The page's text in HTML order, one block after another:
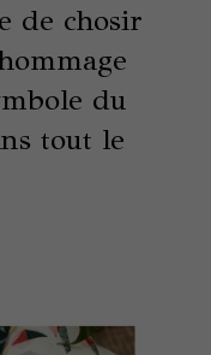
de chosir
du
tout le